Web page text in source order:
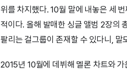
위를 차지했다. 10월 말에 내놓은 세
적이다. 올해 발매한 싱글 앨범 2장의
팔리는 걸그룹이 존재할 수 있다니, 말
2015년 10월에 데뷔해 멜론 차트와